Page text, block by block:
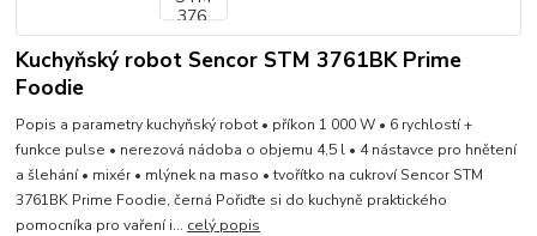
Kuchyňský robot Sencor STM 3761BK Prime
Foodie
Popis a parametry kuchyňský robot • příkon 1 000 W • 6 rychlostí +
funkce pulse • nerezová nádoba o objemu 4,5 l • 4 nástavce pro hnětení
a šlehání • mixér • mlýnek na maso • tvořítko na cukroví Sencor STM
3761BK Prime Foodie, černá Pořiďte si do kuchyně praktického
pomocníka pro vaření i... celý popis